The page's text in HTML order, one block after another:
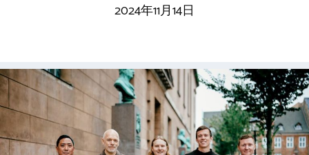
2024年11月14日